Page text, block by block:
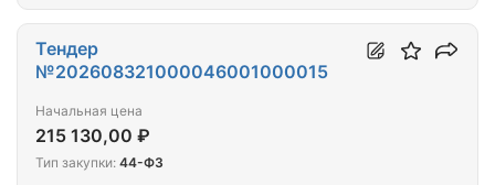
адресу: 603082, Нижегородская область, г.
(УФК НН); Оказание услуг по осуществлению
авторского надзора по работам по сохранению
объекта культурного наследия регионального
значения «Нижегородский кремль.
Административное здание», 1786г., 1820-е гг.,
1909-1912 гг. (Нижегородская область, г. Нижний
Тендер
№202608321000046001000015
Начальная цена
215 130,00 ₽
Тип закупки: 44-ФЗ